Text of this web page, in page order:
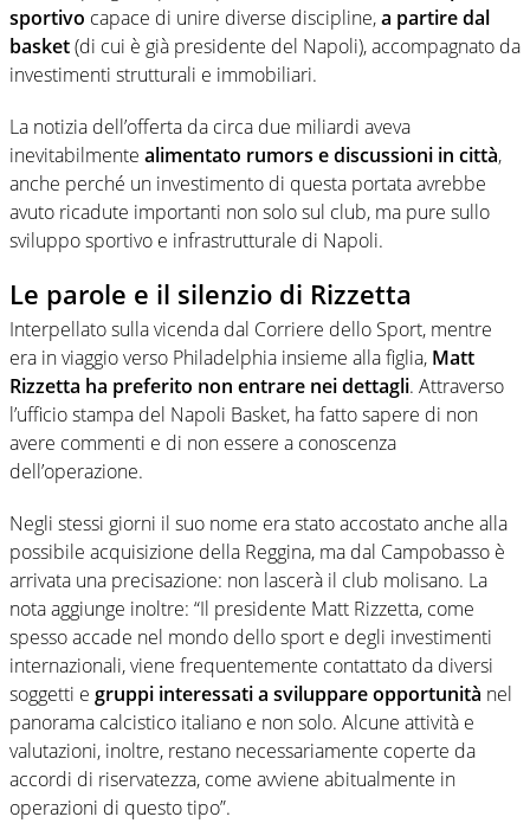
sportivo capace di unire diverse discipline,a partire dal
basket(di cui è già presidente del Napoli), accompagnato da
investimenti strutturali e immobiliari.
La notizia dell’offerta da circa due miliardi aveva
inevitabilmente alimentato rumors e discussioni in città,
anche perché un investimento di questa portata avrebbe
avuto ricadute importanti non solo sul club, ma pure sullo
sviluppo sportivo e infrastrutturale di Napoli.
Le parole e il silenzio di Rizzetta
Interpellato sulla vicenda dal Corriere dello Sport, mentre
era in viaggio verso Philadelphia insieme alla figlia, Matt
Rizzetta ha preferito non entrare nei dettagli. Attraverso
l’ufficio stampa del Napoli Basket, ha fatto sapere di non
avere commenti e di non essere a conoscenza
dell’operazione.
Negli stessi giorni il suo nome era stato accostato anche alla
possibile acquisizione della Reggina, ma dal Campobasso è
arrivata una precisazione: non lascerà il club molisano. La
nota aggiunge inoltre: “Il presidente Matt Rizzetta, come
spesso accade nel mondo dello sport e degli investimenti
internazionali, viene frequentemente contattato da diversi
soggetti e gruppi interessati a sviluppare opportunità nel
panorama calcistico italiano e non solo. Alcune attività e
valutazioni, inoltre, restano necessariamente coperte da
accordi di riservatezza, come avviene abitualmente in
operazioni di questo tipo”.